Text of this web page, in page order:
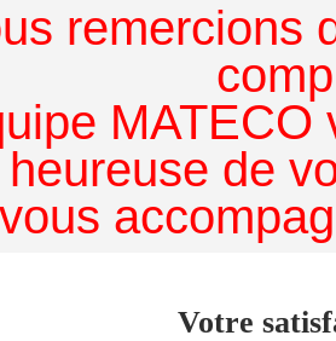
remercions
de
Votre